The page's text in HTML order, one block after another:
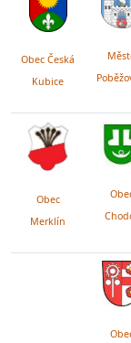
Obec Česká
Kubice
Obec
Merklín